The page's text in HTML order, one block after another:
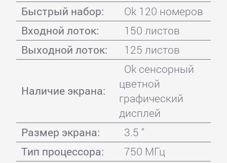
Быстрый набор:
Ok 120 номеров
Входной лоток:
150 листов
Выходной лоток:
125 листов
Наличие экрана:
Ok сенсорный
цветной
графический
дисплей
Размер экрана:
3.5 "
Тип процессора:
750 МГц